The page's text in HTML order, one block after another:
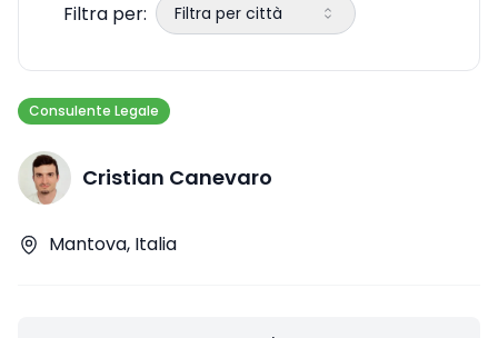
Filtra per: Filtra per città
Consulente Legale
Cristian Canevaro
Mantova, Italia